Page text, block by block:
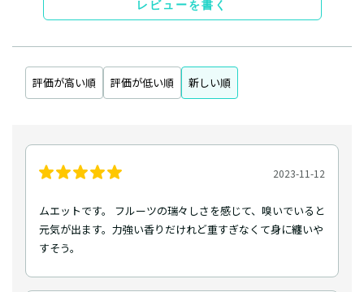
レビューを書く
評価が高い順 評価が低い順 新しい順
2023-11-12
ムエットです。 フルーツの瑞々しさを感じて、嗅いでいると
元気が出ます。力強い香りだけれど重すぎなくて身に纏いや
すそう。